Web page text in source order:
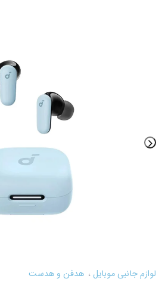
لوازم جانبی موبایل هدفن و هدست